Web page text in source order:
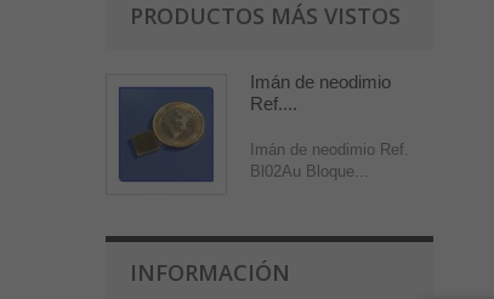
PRODUCTOS MÁS VISTOS
Imán de neodimio
Ref....
Imán de neodimio Ref.
Bl02Au Bloque...
INFORMACIÓN